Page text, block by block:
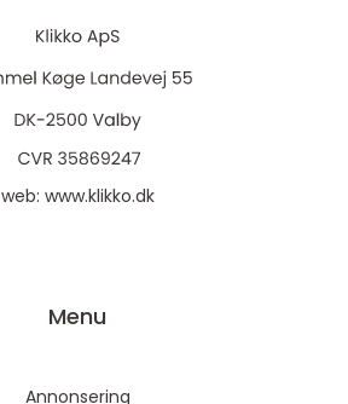
web: www.klikko.dk
Menu
Annonsering